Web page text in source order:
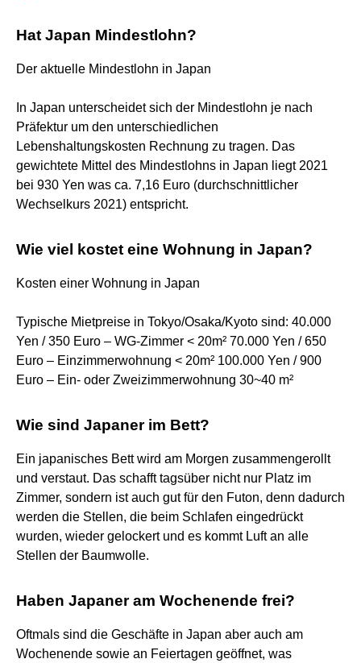
Hat Japan Mindestlohn?
Der aktuelle Mindestlohn in Japan
In Japan unterscheidet sich der Mindestlohn je nach
Präfektur um den unterschiedlichen
Lebenshaltungskosten Rechnung zu tragen. Das
gewichtete Mittel des Mindestlohns in Japan liegt 2021
bei 930 Yen was ca. 7,16 Euro (durchschnittlicher
Wechselkurs 2021) entspricht.
Wie viel kostet eine Wohnung in Japan?
Kosten einer Wohnung in Japan
Typische Mietpreise in Tokyo/Osaka/Kyoto sind: 40.000
Yen / 350 Euro – WG-Zimmer < 20m² 70.000 Yen / 650
Euro – Einzimmerwohnung < 20m² 100.000 Yen / 900
Euro – Ein- oder Zweizimmerwohnung 30~40 m²
Wie sind Japaner im Bett?
Ein japanisches Bett wird am Morgen zusammengerollt
und verstaut. Das schafft tagsüber nicht nur Platz im
Zimmer, sondern ist auch gut für den Futon, denn dadurch
werden die Stellen, die beim Schlafen eingedrückt
wurden, wieder gelockert und es kommt Luft an alle
Stellen der Baumwolle.
Haben Japaner am Wochenende frei?
Oftmals sind die Geschäfte in Japan aber auch am
Wochenende sowie an Feiertagen geöffnet, was